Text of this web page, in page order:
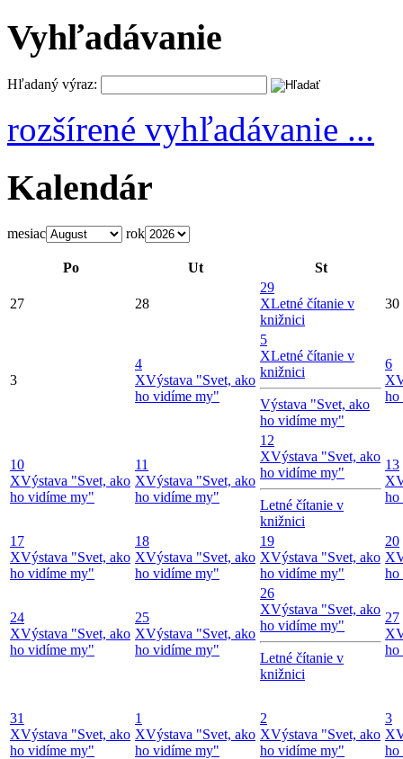
Vyhľadávanie
Hľadaný výraz:
rozšírené vyhľadávanie ...
Kalendár
mesiac rok
Po Ut St
27 28
29
XLetné čítanie v
knižnici
30
3
4
XVýstava "Svet, ako
ho vidíme my"
5
XLetné čítanie v
knižnici
Výstava "Svet, ako
ho vidíme my"
6
X
ho
10
XVýstava "Svet, ako
ho vidíme my"
11
XVýstava "Svet, ako
ho vidíme my"
12
XVýstava "Svet, ako
ho vidíme my"
Letné čítanie v
knižnici
13
X
ho
17
XVýstava "Svet, ako
ho vidíme my"
18
XVýstava "Svet, ako
ho vidíme my"
19
XVýstava "Svet, ako
ho vidíme my"
20
X
ho
24
XVýstava "Svet, ako
ho vidíme my"
25
XVýstava "Svet, ako
ho vidíme my"
26
XVýstava "Svet, ako
ho vidíme my"
Letné čítanie v
knižnici
27
X
ho
31
XVýstava "Svet, ako
ho vidíme my"
1
XVýstava "Svet, ako
ho vidíme my"
2
XVýstava "Svet, ako
ho vidíme my"
3
X
ho